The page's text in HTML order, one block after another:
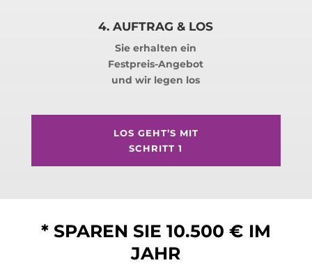
4. AUFTRAG & LOS
Sie erhalten ein
Festpreis-Angebot
und wir legen los
LOS GEHT’S MIT
SCHRITT 1
* SPAREN SIE 10.500 € IM
JAHR